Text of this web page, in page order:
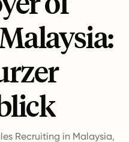
Recruiting in Malaysia,